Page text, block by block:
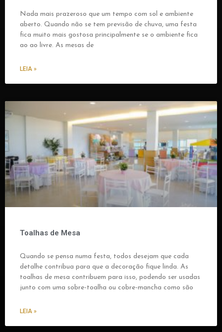
Nada mais prazeroso que um tempo com sol e ambiente
aberto. Quando não se tem previsão de chuva, uma festa
fica muito mais gostosa principalmente se o ambiente fica
ao ao livre. As mesas de
LEIA »
Toalhas de Mesa
Quando se pensa numa festa, todos desejam que cada
detalhe contribua para que a decoração fique linda. As
toalhas de mesa contribuem para isso, podendo ser usadas
junto com uma sobre-toalha ou cobre-mancha como são
LEIA »